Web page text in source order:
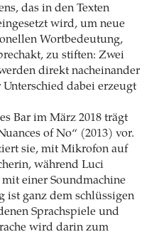
das in den Texten
wird, um neue
Wortbedeutung,
zu stiften: Zwei
direkt nacheinander
Unterschied dabei erzeugt
Bar im März 2018 trägt
of No“ (2013) vor.
sie, mit Mikrofon auf
während Luci
einer Soundmachine
ist ganz dem schlüssigen
Sprachspiele und
wird darin zum